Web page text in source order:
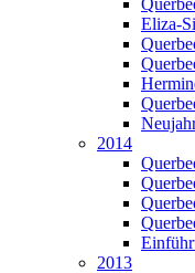
Eliza-
2014
2013